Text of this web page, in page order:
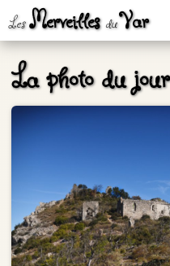
LesMerveillesduVar
La photo du jour